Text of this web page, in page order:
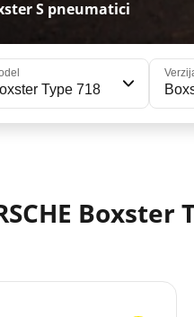
S pneumatici
Type 718
Boxster